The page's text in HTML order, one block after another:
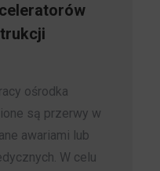
ośrodka
są przerwy w
awariami lub
W celu